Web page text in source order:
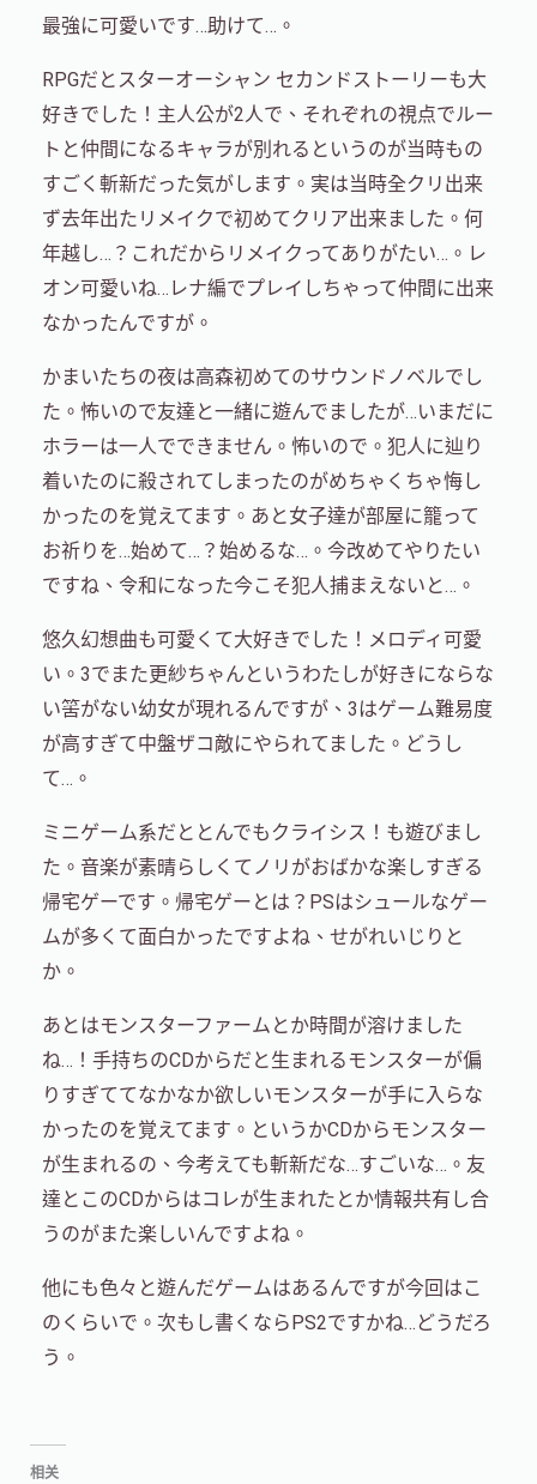
最強に可愛いです…助けて…。
RPGだとスターオーシャン セカンドストーリーも大
好きでした！主人公が2人で、それぞれの視点でルー
トと仲間になるキャラが別れるというのが当時もの
すごく斬新だった気がします。実は当時全クリ出来
ず去年出たリメイクで初めてクリア出来ました。何
年越し…？これだからリメイクってありがたい…。レ
オン可愛いね…レナ編でプレイしちゃって仲間に出来
なかったんですが。
かまいたちの夜は高森初めてのサウンドノベルでし
た。怖いので友達と一緒に遊んでましたが…いまだに
ホラーは一人でできません。怖いので。犯人に辿り
着いたのに殺されてしまったのがめちゃくちゃ悔し
かったのを覚えてます。あと女子達が部屋に籠って
お祈りを…始めて…？始めるな…。今改めてやりたい
ですね、令和になった今こそ犯人捕まえないと…。
悠久幻想曲も可愛くて大好きでした！メロディ可愛
い。3でまた更紗ちゃんというわたしが好きにならな
い筈がない幼女が現れるんですが、3はゲーム難易度
が高すぎて中盤ザコ敵にやられてました。どうし
て…。
ミニゲーム系だととんでもクライシス！も遊びまし
た。音楽が素晴らしくてノリがおばかな楽しすぎる
帰宅ゲーです。帰宅ゲーとは？PSはシュールなゲー
ムが多くて面白かったですよね、せがれいじりと
か。
あとはモンスターファームとか時間が溶けました
ね…！手持ちのCDからだと生まれるモンスターが偏
りすぎててなかなか欲しいモンスターが手に入らな
かったのを覚えてます。というかCDからモンスター
が生まれるの、今考えても斬新だな…すごいな…。友
達とこのCDからはコレが生まれたとか情報共有し合
うのがまた楽しいんですよね。
他にも色々と遊んだゲームはあるんですが今回はこ
のくらいで。次もし書くならPS2ですかね…どうだろ
う。
相关